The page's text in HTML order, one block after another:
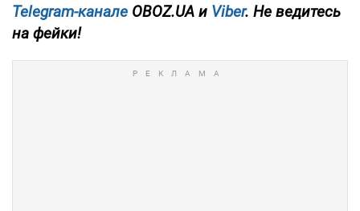
Telegram-канале OBOZ.UA и Viber. Не ведитесь
на фейки!